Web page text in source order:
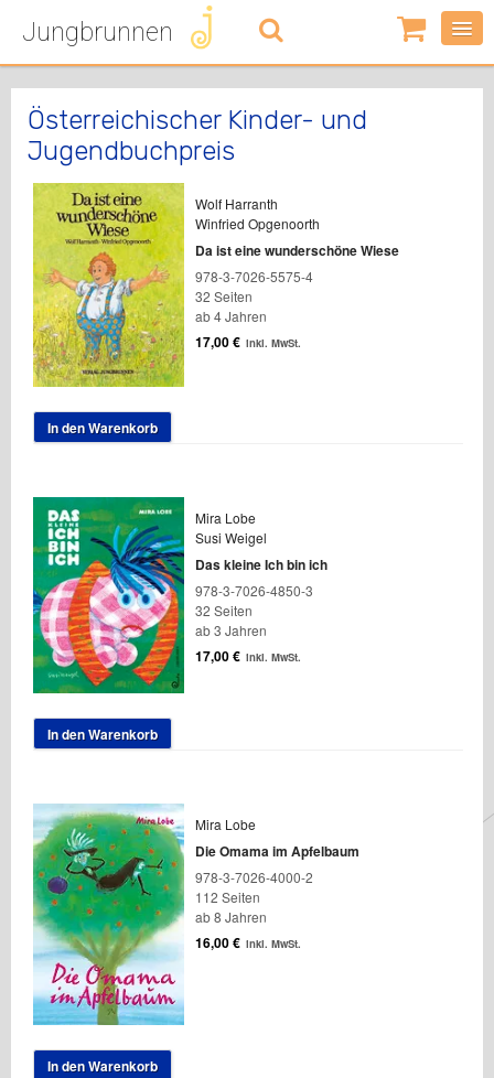
Jungbrunnen
0
Artikel
-
Österreichischer Kinder- und
Jugendbuchpreis
Wolf Harranth
Winfried Opgenoorth
Da ist eine wunderschöne Wiese
978-3-7026-5575-4
32 Seiten
ab 4 Jahren
17,00€ inkl. MwSt.
In den Warenkorb
Mira Lobe
Susi Weigel
Das kleine Ich bin ich
978-3-7026-4850-3
32 Seiten
ab 3 Jahren
17,00€ inkl. MwSt.
In den Warenkorb
Mira Lobe
Die Omama im Apfelbaum
978-3-7026-4000-2
112 Seiten
ab 8 Jahren
16,00€ inkl. MwSt.
In den Warenkorb